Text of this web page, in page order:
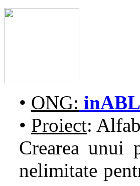
• ONG:
• Proiect:
Crearea unui
nelimitate